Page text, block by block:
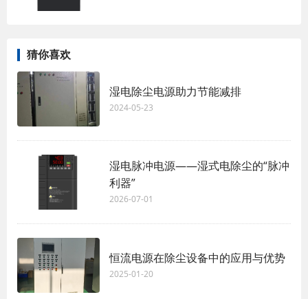
猜你喜欢
湿电除尘电源助力节能减排
2024-05-23
湿电脉冲电源——湿式电除尘的“脉冲
利器”
2026-07-01
恒流电源在除尘设备中的应用与优势
2025-01-20